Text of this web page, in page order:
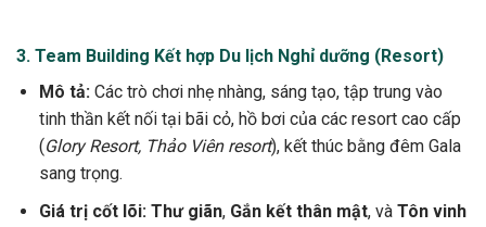
3. Team Building Kết hợp Du lịch Nghỉ dưỡng (Resort)
Mô tả:Các trò chơi nhẹ nhàng, sáng tạo, tập trung vào
tinh thần kết nối tại bãi cỏ, hồ bơi của các resort cao cấp
(Glory Resort, Thảo Viên resort), kết thúc bằng đêm Gala
sang trọng.
Giá trị cốt lõi: Thư giãn, Gắn kết thân mật, và Tôn vinh